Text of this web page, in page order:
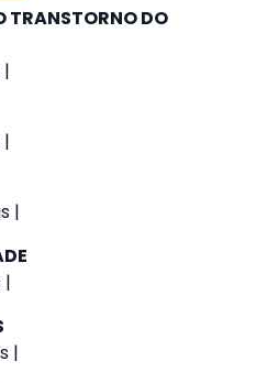
TRANSTORNO DO
|
|
|
|
|